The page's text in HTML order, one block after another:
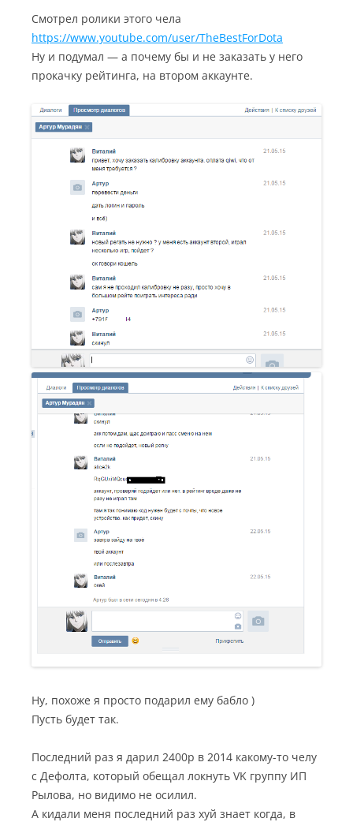
Смотрел ролики этого чела
https://www.youtube.com/user/TheBestForDota
Ну и подумал — а почему бы и не заказать у него
прокачку рейтинга, на втором аккаунте.
Ну, похоже я просто подарил ему бабло )
Пусть будет так.
Последний раз я дарил 2400р в 2014 какому-то челу
с Дефолта, который обещал локнуть VK группу ИП
Рылова, но видимо не осилил.
А кидали меня последний раз хуй знает когда, в